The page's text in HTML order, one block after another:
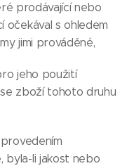
prodávající nebo
s ohledem
jimi prováděné,
jeho použití
zboží tohoto druhu
byla-li jakost nebo